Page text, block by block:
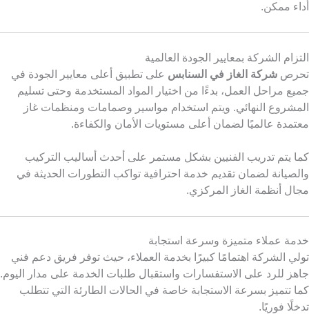
أداء ممكن.
التزام الشركة بمعايير الجودة العالمية
تحرص شركة الغاز في السنابس على تطبيق أعلى معايير الجودة في
جميع مراحل العمل، بدءًا من اختيار المواد المستخدمة وحتى تسليم
المشروع النهائي. ويتم استخدام مواسير وصمامات ومنظمات غاز
معتمدة عالميًا لضمان أعلى مستويات الأمان والكفاءة.
كما يتم تدريب الفنيين بشكل مستمر على أحدث أساليب التركيب
والصيانة لضمان تقديم خدمة احترافية تواكب التطورات الحديثة في
مجال أنظمة الغاز المركزي.
خدمة عملاء متميزة وسرعة استجابة
تولي الشركة اهتمامًا كبيرًا بخدمة العملاء، حيث توفر فريق دعم فني
جاهز للرد على الاستفسارات واستقبال طلبات الخدمة على مدار اليوم.
كما تتميز بسرعة الاستجابة خاصة في الحالات الطارئة التي تتطلب
تدخلًا فوريًا.